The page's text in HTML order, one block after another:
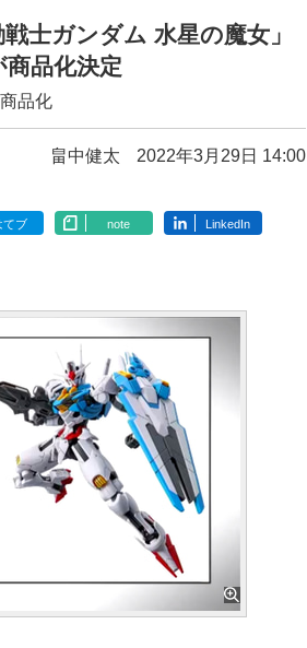
士ガンダム 水星の魔女」
品化決定
品化
畠中健太 2022年3月29日 14:00
てブ note LinkedIn